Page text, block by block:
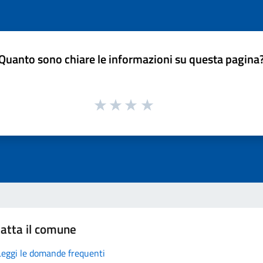
sono chiare le informazioni su questa
il comune
le domande frequenti